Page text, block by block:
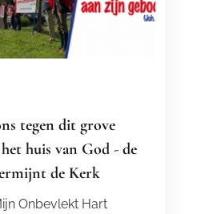
tegen dit grove
huis van God - de
de Kerk
Onbevlekt Hart